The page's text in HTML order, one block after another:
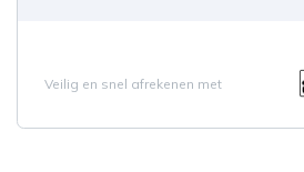
Veilig en snel afrekenen met